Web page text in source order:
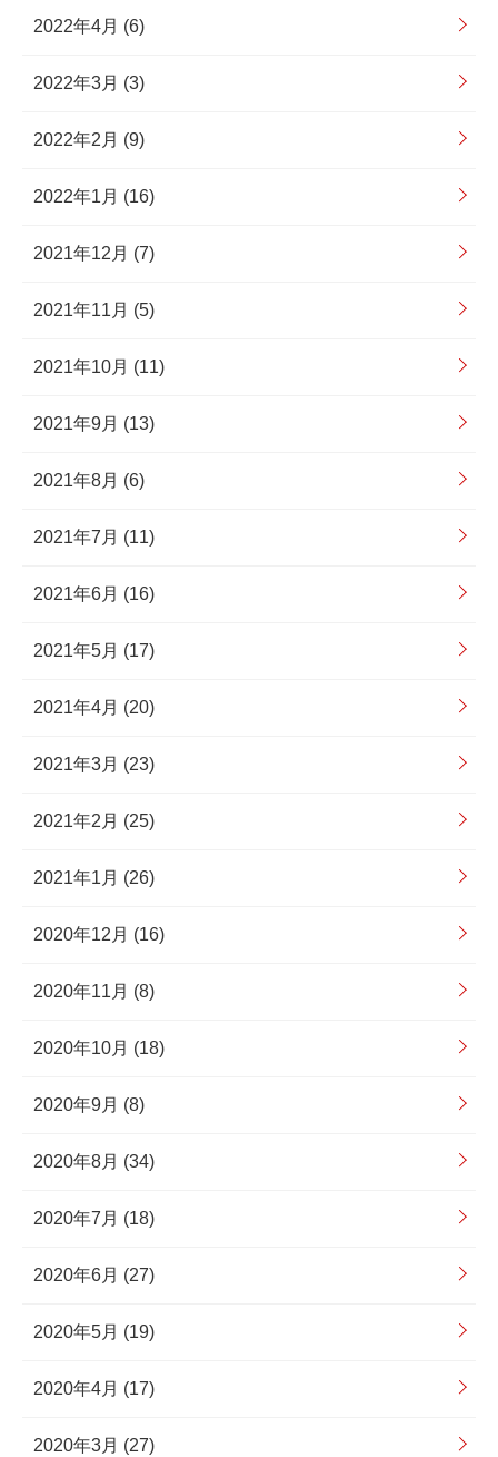
2022年4月 (6)
2022年3月 (3)
2022年2月 (9)
2022年1月 (16)
2021年12月 (7)
2021年11月 (5)
2021年10月 (11)
2021年9月 (13)
2021年8月 (6)
2021年7月 (11)
2021年6月 (16)
2021年5月 (17)
2021年4月 (20)
2021年3月 (23)
2021年2月 (25)
2021年1月 (26)
2020年12月 (16)
2020年11月 (8)
2020年10月 (18)
2020年9月 (8)
2020年8月 (34)
2020年7月 (18)
2020年6月 (27)
2020年5月 (19)
2020年4月 (17)
2020年3月 (27)